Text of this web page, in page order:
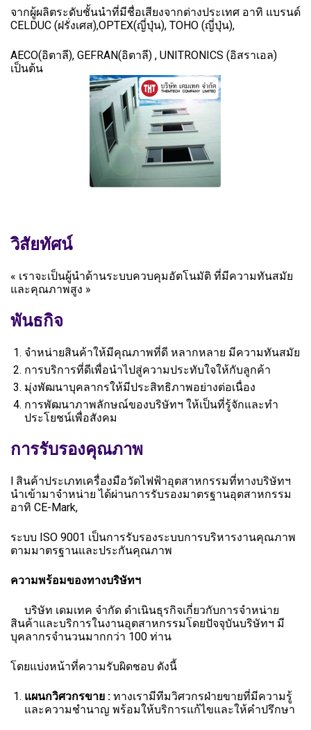
จากผู้ผลิตระดับชั้นนำที่มีชื่อเสียงจากต่างประเทศ อาทิ แบรนด์
CELDUC (ฝรั่งเศส),OPTEX(ญี่ปุ่น), TOHO (ญี่ปุ่น),
AECO(อิตาลี), GEFRAN(อิตาลี) , UNITRONICS (อิสราเอล)
เป็นต้น
วิสัยทัศน์
« เราจะเป็นผู้นําด้านระบบควบคุมอัตโนมัติ ที่มีความทันสมัย
และคุณภาพสูง »
พันธกิจ
จำหน่ายสินค้าให้มีคุณภาพที่ดี หลากหลาย มีความทันสมัย
การบริการที่ดีเพื่อนําไปสู่ความประทับใจให้กับลูกค้า
มุ่งพัฒนาบุคลากรให้มีประสิทธิภาพอย่างต่อเนื่อง
การพัฒนาภาพลักษณ์ของบริษัทฯ ให้เป็นที่รู้จักและทํา
ประโยชน์เพื่อสังคม
การรับรองคุณภาพ
l สินค้าประเภทเครื่องมือวัดไฟฟ้าอุตสาหกรรมที่ทางบริษัทฯ
นำเข้ามาจำหน่าย ได้ผ่านการรับรองมาตรฐานอุตสาหกรรม
อาทิ CE-Mark,
ระบบ ISO 9001 เป็นการรับรองระบบการบริหารงานคุณภาพ
ตามมาตรฐานและประกันคุณภาพ
ความพร้อมของทางบริษัทฯ
บริษัท เดมเทค จำกัด ดำเนินธุรกิจเกี่ยวกับการจำหน่าย
สินค้าและบริการในงานอุตสาหกรรมโดยปัจจุบันบริษัทฯ มี
บุคลากรจำนวนมากกว่า 100 ท่าน
โดยแบ่งหน้าที่ความรับผิดชอบ ดังนี้
แผนกวิศวกรขาย : ทางเรามีทีมวิศวกรฝ่ายขายที่มีความรู้
และความชำนาญ พร้อมให้บริการแก้ไขและให้คำปรึกษา